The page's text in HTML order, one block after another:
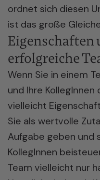
ordnet sich diesen
ist das große
Eigenschaften
erfolgreiche
Wenn Sie in einem
und Ihre KollegInnen
vielleicht
Sie als wertvolle
Aufgabe geben und
KollegInnen
Team vielleicht nur